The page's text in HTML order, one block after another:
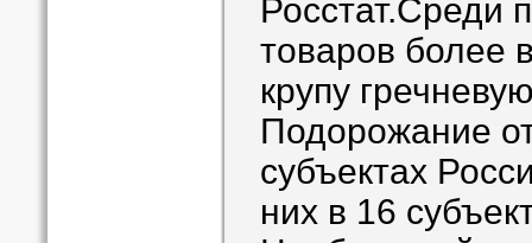
Росстат.Среди
товаров более
крупу
Подорожание
субъектах
них в 16